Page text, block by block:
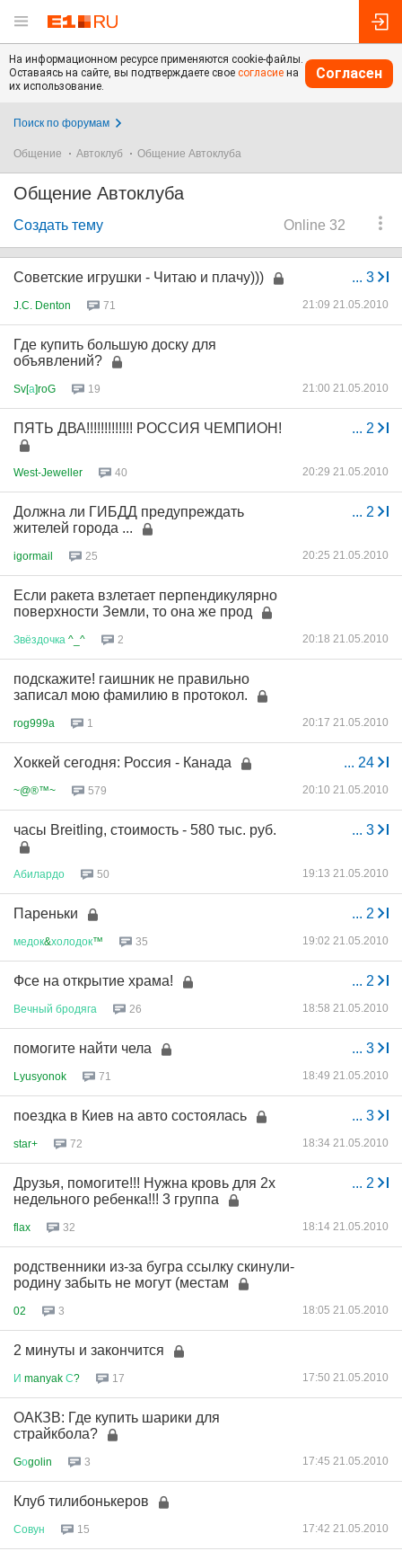
На информационном ресурсе применяются cookie-файлы.
Оставаясь на сайте, вы подтверждаете свое согласие на
их использование.
Согласен
Поиск по форумам
Общение Автоклуб Общение Автоклуба
Общение Автоклуба
Online 32
Создать тему
... 3
Советские игрушки - Читаю и плачу)))
J.C. Denton 71 21:09 21.05.2010
Где купить большую доску для
объявлений?
Sv[а]roG 19 21:00 21.05.2010
... 2
ПЯТЬ ДВА!!!!!!!!!!!!! РОССИЯ ЧЕМПИОН!
West-Jeweller 40 20:29 21.05.2010
... 2
Должна ли ГИБДД предупреждать
жителей города ...
igormail 25 20:25 21.05.2010
Если ракета взлетает перпендикулярно
поверхности Земли, то она же прод
Звёздочка ^_^ 2 20:18 21.05.2010
подскажите! гаишник не правильно
записал мою фамилию в протокол.
rog999a 1 20:17 21.05.2010
... 24
Хоккей сегодня: Россия - Канада
~@®™~ 579 20:10 21.05.2010
... 3
часы Breitling, стоимость - 580 тыс. руб.
Абилардо 50 19:13 21.05.2010
... 2
Пареньки
медок&холодок™ 35 19:02 21.05.2010
... 2
Фсе на открытие храма!
Вечный бродяга 26 18:58 21.05.2010
... 3
помогите найти чела
Lyusyonok 71 18:49 21.05.2010
... 3
поездка в Киев на авто состоялась
star+ 72 18:34 21.05.2010
... 2
Друзья, помогите!!! Нужна кровь для 2х
недельного ребенка!!! 3 группа
flax 32 18:14 21.05.2010
родственники из-за бугра ссылку скинули-
родину забыть не могут (местам
02 3 18:05 21.05.2010
2 минуты и закончится
И manyak С? 17 17:50 21.05.2010
ОАКЗВ: Где купить шарики для
страйкбола?
Gоgolin 3 17:45 21.05.2010
Клуб тилибонькеров
Совун 15 17:42 21.05.2010